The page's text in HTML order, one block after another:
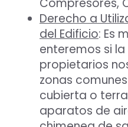
Compresores,
Derecho a
del Edificio: Es
enteremos si
propietarios
zonas
cubierta o
aparatos de